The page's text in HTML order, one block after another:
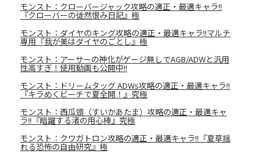
モンスト：クローバージャック攻略の適正・最適キャラ!!
『クローバーの徒然恨み日記』極
モンスト：ダイヤのキング攻略の適正・最適キャラ!!マルチ
専用『我が美はダイヤのごとし』極
モンスト：アーサーの神化がゲージ無しでAGB/ADWと汎用
性高すぎ！使用動画も公開中!!
モンスト：ドリームタッグ ADWs攻略の適正・最適キャラ!!
『キラめくビーチで夏全開！』究極
モンスト：西瓜頭（すいかあたま）攻略の適正・最適キャ
ラ!!『暗躍する渚の用心棒』究極
モンスト：クワガトロン攻略の適正・最適キャラ!!『夏草揺
れる恐怖の自由研究』極